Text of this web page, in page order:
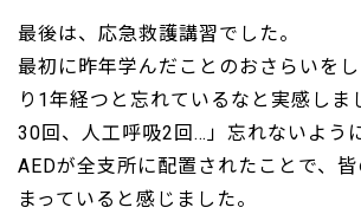
最後は、応急救護講習でした。
最初に昨年学んだことのおさらいを
り1年経つと忘れているなと実感しま
30回、人工呼吸2回…」忘れないよう
AEDが全支所に配置されたことで、
まっていると感じました。